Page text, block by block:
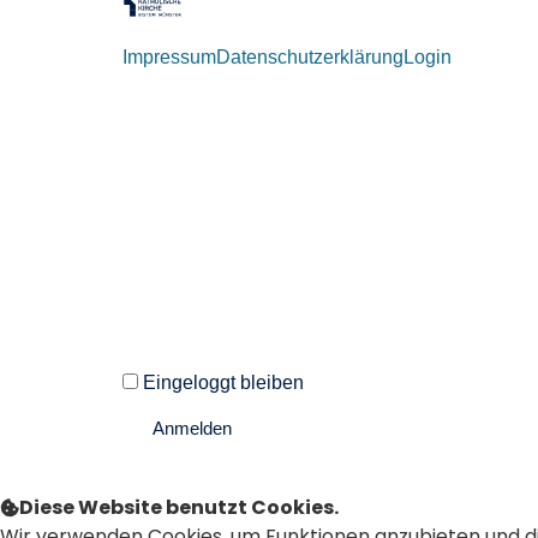
ImpressumDatenschutzerklärung Login
Eingeloggt bleiben
Anmelden
Diese Website benutzt Cookies.